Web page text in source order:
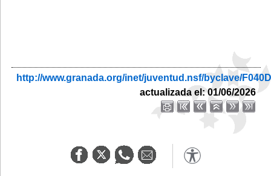
http://www.granada.org/inet/juventud.nsf/byclave/
actualizada el: 01/06/2026